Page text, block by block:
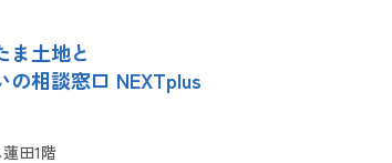
ま土地と
の相談窓口 NEXTplus
田1階